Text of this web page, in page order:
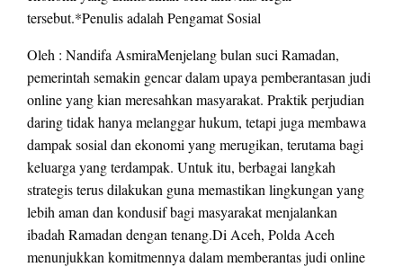
tersebut.*Penulis adalah Pengamat Sosial
Oleh : Nandifa AsmiraMenjelang bulan suci Ramadan,
pemerintah semakin gencar dalam upaya pemberantasan judi
online yang kian meresahkan masyarakat. Praktik perjudian
daring tidak hanya melanggar hukum, tetapi juga membawa
dampak sosial dan ekonomi yang merugikan, terutama bagi
keluarga yang terdampak. Untuk itu, berbagai langkah
strategis terus dilakukan guna memastikan lingkungan yang
lebih aman dan kondusif bagi masyarakat menjalankan
ibadah Ramadan dengan tenang.Di Aceh, Polda Aceh
menunjukkan komitmennya dalam memberantas judi online